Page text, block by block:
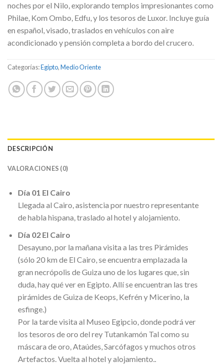
noches por el Nilo, explorando templos impresionantes como
Philae, Kom Ombo, Edfu, y los tesoros de Luxor. Incluye guía
en español, visado, traslados en vehículos con aire
acondicionado y pensión completa a bordo del crucero.
Categorías:Egipto,Medio Oriente
DESCRIPCIÓN
VALORACIONES (0)
Día 01 El Cairo
Llegada al Cairo, asistencia por nuestro representante
de habla hispana, traslado al hotel y alojamiento.
Día 02 El Cairo
Desayuno, por la mañana visita a las tres Pirámides
(sólo 20 km de El Cairo, se encuentra emplazada la
gran necrópolis de Guiza uno de los lugares que, sin
duda, hay qué ver en Egipto. Allí se encuentran las tres
pirámides de Guiza de Keops, Kefrén y Micerino, la
esfinge.)
Por la tarde visita al Museo Egipcio, donde podrá ver
los tesoros de oro del rey Tutankamón Tal como su
máscara de oro, Ataúdes, Sarcófagos y muchos otros
Artefactos. Vuelta al hotel y alojamiento..